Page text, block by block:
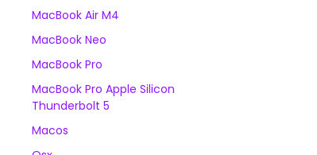
MacBook Air M4
MacBook Neo
MacBook Pro
MacBook Pro Apple Silicon
Thunderbolt 5
Macos